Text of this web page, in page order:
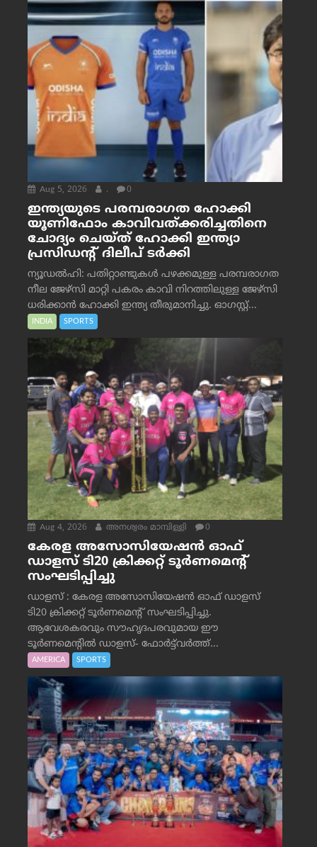
Aug 5, 2026 . 0
ഇന്ത്യയുടെ പരമ്പരാഗത ഹോക്കി
യൂണിഫോം കാവിവത്ക്കരിച്ചതിനെ
ചോദ്യം ചെയ്ത് ഹോക്കി ഇന്ത്യാ
പ്രസിഡന്റ് ദിലീപ് ടര്‍ക്കി
ന്യൂഡൽഹി: പതിറ്റാണ്ടുകൾ പഴക്കമുള്ള പരമ്പരാഗത
നീല ജേഴ്‌സി മാറ്റി പകരം കാവി നിറത്തിലുള്ള ജേഴ്‌സി
ധരിക്കാൻ ഹോക്കി ഇന്ത്യ തീരുമാനിച്ചു. ഓഗസ്റ്റ്...
INDIA SPORTS
Aug 4, 2026 അനശ്വരം മാമ്പിള്ളി 0
കേരള അസോസിയേഷൻ ഓഫ്
ഡാളസ് ടി20 ക്രിക്കറ്റ് ടൂർണമെന്റ്
സംഘടിപ്പിച്ചു
ഡാളസ് : കേരള അസോസിയേഷൻ ഓഫ് ഡാളസ്
ടി20 ക്രിക്കറ്റ് ടൂർണമെന്റ് സംഘടിപ്പിച്ചു.
ആവേശകരവും സൗഹൃദപരവുമായ ഈ
ടൂർണമെന്റിൽ ഡാളസ്- ഫോർട്ട്‌വര്‍ത്ത്...
AMERICA SPORTS